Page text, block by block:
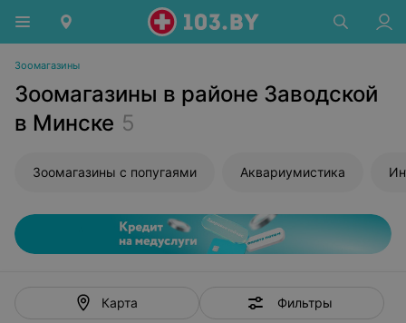
Зоомагазины
Зоомагазины в районе Заводской
в Минске 5
Зоомагазины с попугаями Аквариумистика
Карта Фильтры